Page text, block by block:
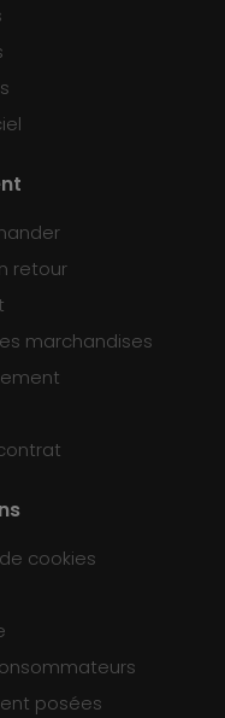
retour
marchandises
cookies
posées